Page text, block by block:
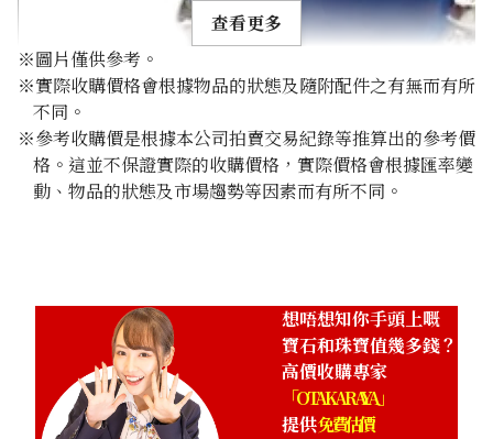
Pt･Pm900 Star Sapphire Diamond Ring 10.97ct
參考回收價
查看更多
※圖片僅供參考。
※實際收購價格會根據物品的狀態及隨附配件之有無而有所
不同。
※參考收購價是根據本公司拍賣交易紀錄等推算出的參考價
格。這並不保證實際的收購價格，實際價格會根據匯率變
動、物品的狀態及市場趨勢等因素而有所不同。
想唔想知你手頭上嘅
寶石和珠寶值幾多錢？
高價收購專家
「OTAKARAYA」
提供免費估價